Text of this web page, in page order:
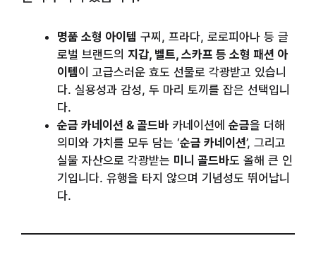
명품 소형 아이템 구찌, 프라다, 로로피아나 등 글
로벌 브랜드의 지갑, 벨트, 스카프 등 소형 패션 아
이템이 고급스러운 효도 선물로 각광받고 있습니
다. 실용성과 감성, 두 마리 토끼를 잡은 선택입니
다.
순금 카네이션 & 골드바 카네이션에 순금을 더해
의미와 가치를 모두 담는 ‘순금 카네이션’, 그리고
실물 자산으로 각광받는 미니 골드바도 올해 큰 인
기입니다. 유행을 타지 않으며 기념성도 뛰어납니
다.